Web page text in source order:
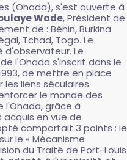
(Ohada), s'est ouverte à
Wade, Président de
de : Bénin, Burkina
Tchad, Togo. Le
d'observateur. Le
l'Ohada s'inscrit dans le
de mettre en place
liens séculaires
le monde des
l'Ohada, grâce à
en vue de
comportait 3 points : le
le « Mécanisme
du Traité de Port-Louis